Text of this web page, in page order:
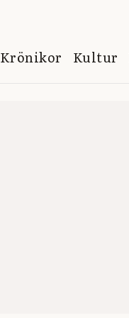
Krönikor Kultur